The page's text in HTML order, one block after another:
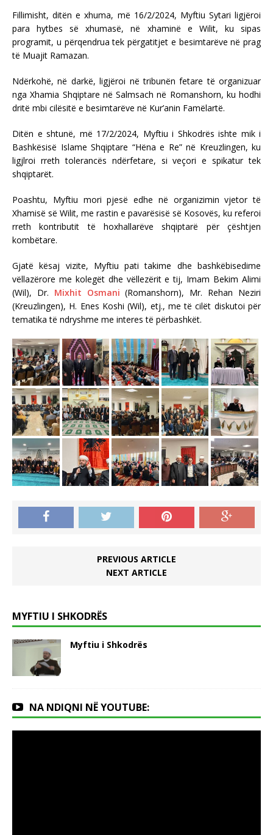
Fillimisht, ditën e xhuma, më 16/2/2024, Myftiu Sytari ligjëroi
para hytbes së xhumasë, në xhaminë e Wilit, ku sipas
programit, u përqendrua tek përgatitjet e besimtarëve në prag
të Muajit Ramazan.
Ndërkohë, në darkë, ligjëroi në tribunën fetare të organizuar
nga Xhamia Shqiptare në Salmsach në Romanshorn, ku hodhi
dritë mbi cilësitë e besimtarëve në Kur’anin Famëlartë.
Ditën e shtunë, më 17/2/2024, Myftiu i Shkodrës ishte mik i
Bashkësisë Islame Shqiptare “Hëna e Re” në Kreuzlingen, ku
ligjlroi rreth tolerancës ndërfetare, si veçori e spikatur tek
shqiptarët.
Poashtu, Myftiu mori pjesë edhe në organizimin vjetor të
Xhamisë së Wilit, me rastin e pavarësisë së Kosovës, ku referoi
rreth kontributit të hoxhallarëve shqiptarë për çështjen
kombëtare.
Gjatë kësaj vizite, Myftiu pati takime dhe bashkëbisedime
vëllazërore me kolegët dhe vëllezërit e tij, Imam Bekim Alimi
(Wil), Dr. Mixhit Osmani (Romanshorn), Mr. Rehan Neziri
(Kreuzlingen), H. Enes Koshi (Wil), etj., me të cilët diskutoi për
tematika të ndryshme me interes të përbashkët.
PREVIOUS ARTICLE
NEXT ARTICLE
MYFTIU I SHKODRËS
Myftiu i Shkodrës
NA NDIQNI NË YOUTUBE: